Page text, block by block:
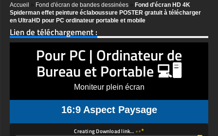
Accueil Fond d'écran de bandes dessinées
Fond d'écran HD 4K
Spiderman effet peinture éclaboussure POSTER gratuit à télécharger
en UltraHD pour PC ordinateur portable et mobile
Lien de téléchargement :
Pour PC | Ordinateur de
Bureau et Portable 💻🖥️
Moniteur plein écran
16:9 Aspect Paysage
Creating Download link…